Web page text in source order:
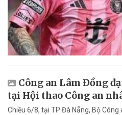
Công an Lâm Đồng
tại Hội thao Công an
Chiều 6/8, tại TP Đà Nẵng, Bộ